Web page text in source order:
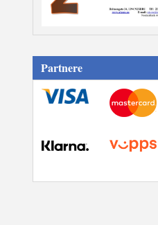
Partnere